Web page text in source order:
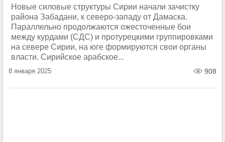
Новые силовые структуры Сирии начали зачистку
района Забадани, к северо-западу от Дамаска.
Параллельно продолжаются ожесточенные бои
между курдами (СДС) и протурецкими группировками
на севере Сирии, на юге формируются свои органы
власти. Сирийское арабское...
8 января 2025 908